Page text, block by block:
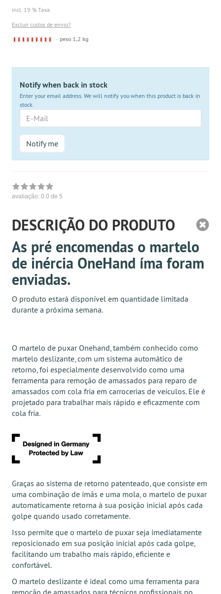
incl. 19 % Taxa
Excluir custos de envio?
Derzeit
peso 1,2 kg
Notify when back in stock
Enter your email address. We will notify you when this product is back in
stock.
Mail
Notify me
avaliação: 0.0 de 5
DESCRIÇÃO DO PRODUTO
As pré encomendas o martelo
de inércia OneHand íma foram
enviadas.
O produto estará disponível em quantidade limitada
durante a próxima semana.
O martelo de puxar Onehand, também conhecido como
martelo deslizante, com um sistema automático de
retorno, foi especialmente desenvolvido como uma
ferramenta para remoção de amassados para reparo de
amassados com cola fria em carrocerias de veículos. Ele é
projetado para trabalhar mais rápido e eficazmente com
cola fria.
Graças ao sistema de retorno patenteado, que consiste em
uma combinação de ímãs e uma mola, o martelo de puxar
automaticamente retorna à sua posição inicial após cada
golpe quando usado corretamente.
Isso permite que o martelo de puxar seja imediatamente
reposicionado em sua posição inicial após cada golpe,
facilitando um trabalho mais rápido, eficiente e
confortável.
O martelo deslizante é ideal como uma ferramenta para
remoção de amassados para técnicos profissionais no